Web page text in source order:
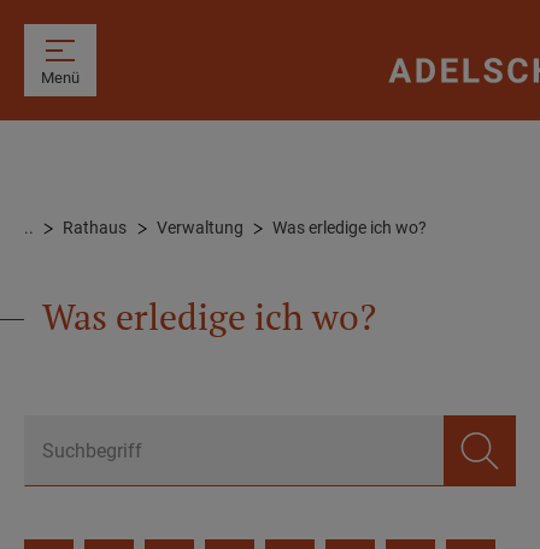
Menü
.. Rathaus Verwaltung Was erledige ich wo?
Was erledige ich wo?
Suchbegriff